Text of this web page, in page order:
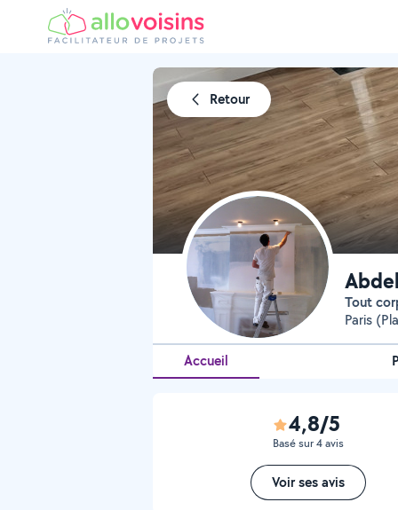
Retour
Tout
Paris
Accueil
4,8/5
Basé sur 4 avis
Voir ses avis